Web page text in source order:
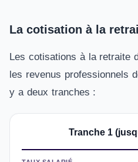
La cotisation à la
Les cotisations à la retraite
les revenus professionnels
y a deux tranches :
Tranche 1